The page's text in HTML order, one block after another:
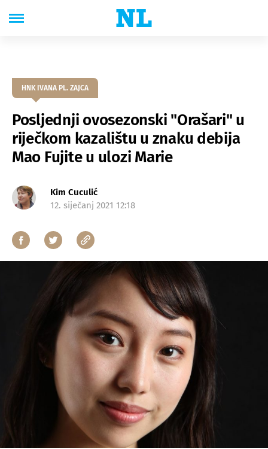
HNK IVANA PL. ZAJCA
Posljednji ovosezonski "Orašari" u
riječkom kazalištu u znaku debija
Mao Fujite u ulozi Marie
Kim Cuculić
12. siječanj 2021 12:18